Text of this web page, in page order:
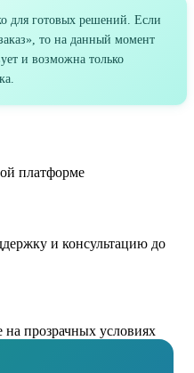
для готовых решений. Если
то на данный момент
и возможна только
платформе
и консультацию до
прозрачных условиях